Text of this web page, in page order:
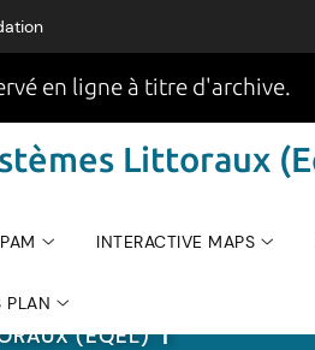
en ligne à titre d'archive.
Littoraux
INTERACTIVE MAPS
PLAN
(EQEL)|